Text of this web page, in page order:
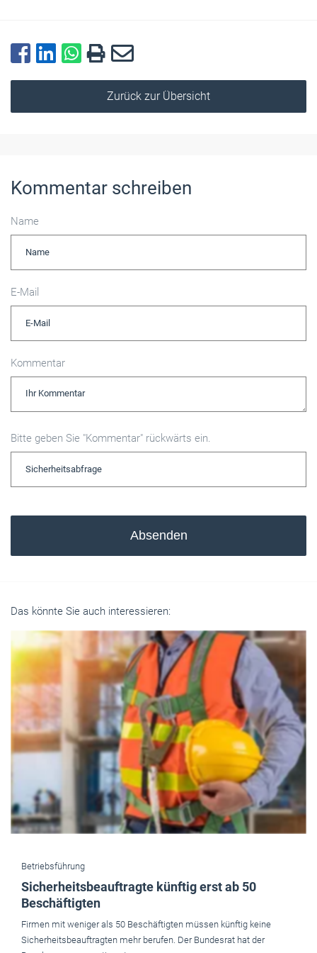
Zurück zur Übersicht
Kommentar schreiben
Name
E-Mail
Kommentar
Bitte geben Sie "Kommentar" rückwärts ein.
Absenden
Das könnte Sie auch interessieren:
Betriebsführung
Sicherheitsbeauftragte künftig erst ab 50
Beschäftigten
Firmen mit weniger als 50 Beschäftigten müssen künftig keine
Sicherheitsbeauftragten mehr berufen. Der Bundesrat hat der